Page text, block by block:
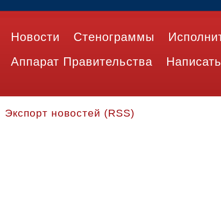
Новости Стенограммы
Аппарат Правительства
Экспорт новостей (RSS)